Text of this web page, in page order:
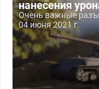
нанесения
Очень важные
04 июня 2021 г.